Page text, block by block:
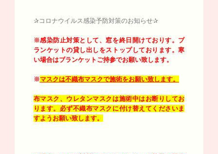
✰コロナウイルス感染予防対策のお知らせ✰
※感染防止対策として、窓を終日開けておりす。 ブ
ランケットの貸し出しをストップしております。寒
い場合はブランケットご持参でお願い致します。
※マスクは不織布マスクで施術をお願い致します。
布マスク、ウレタンマスクは施術中はお断りしてお
ります。必ず不織布マスクに付け替えてくださいま
すようお願い致します。